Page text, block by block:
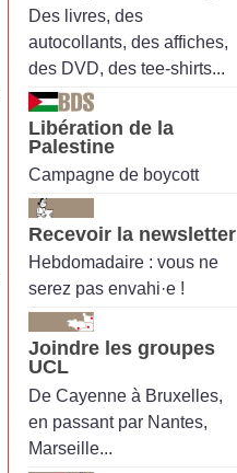
Des livres, des
autocollants, des affiches,
des DVD, des tee-shirts...
Libération de la
Palestine
Campagne de boycott
Recevoir la newsletter
Hebdomadaire : vous ne
serez pas envahi·e !
Joindre les groupes
UCL
De Cayenne à Bruxelles,
en passant par Nantes,
Marseille...